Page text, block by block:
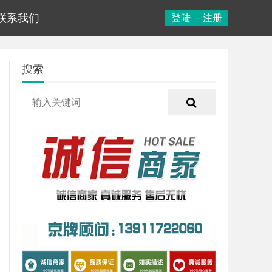
系我们 登陆 注册
搜索